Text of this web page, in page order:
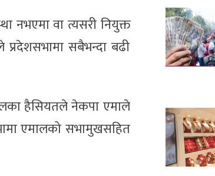
नभएमा वा त्यसरी नियुक्त
प्रदेशसभामा सबैभन्दा बढी
हैसियतले नेकपा एमाले
एमालको सभामुखसहित